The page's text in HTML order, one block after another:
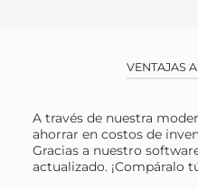
VENTAJAS
A través de nuestra
ahorrar en costos de
Gracias a nuestro
actualizado. ¡Compáralo